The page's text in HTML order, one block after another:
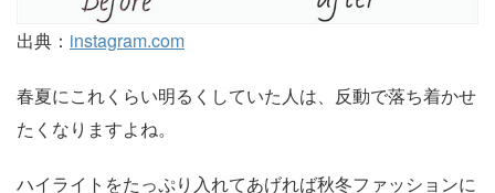
出典： instagram.com
春夏にこれくらい明るくしていた人は、反動で落ち着かせ
たくなりますよね。
ハイライトをたっぷり入れてあげれば秋冬ファッションに